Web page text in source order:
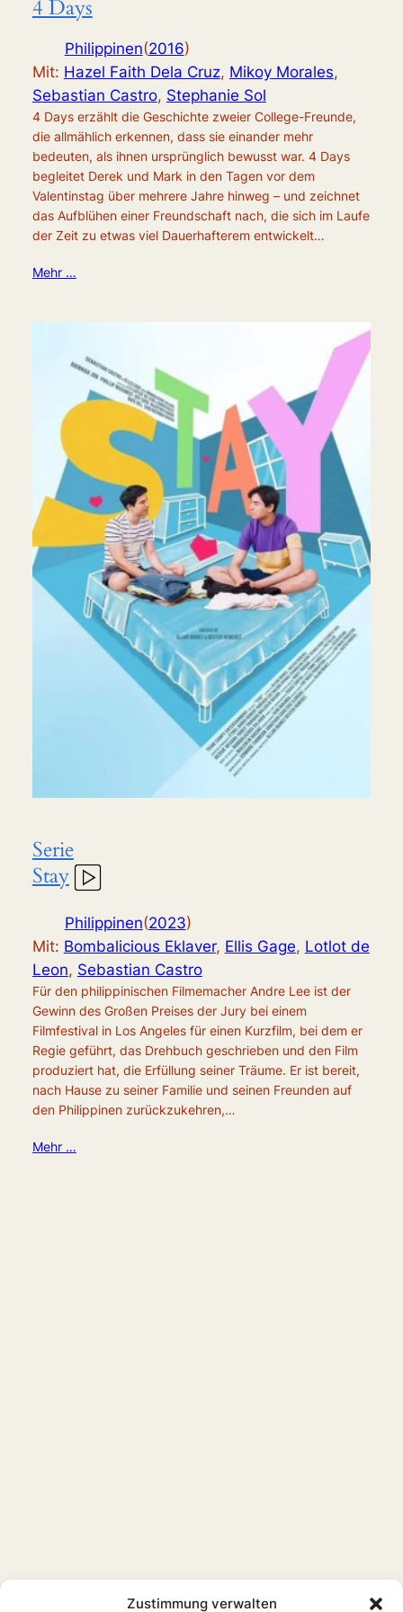
Zustimmung verwalten
4 Days
Philippinen(2016)
Mit: Hazel Faith Dela Cruz, Mikoy Morales,
Sebastian Castro, Stephanie Sol
4 Days erzählt die Geschichte zweier College-Freunde,
die allmählich erkennen, dass sie einander mehr
bedeuten, als ihnen ursprünglich bewusst war. 4 Days
begleitet Derek und Mark in den Tagen vor dem
Valentinstag über mehrere Jahre hinweg – und zeichnet
das Aufblühen einer Freundschaft nach, die sich im Laufe
der Zeit zu etwas viel Dauerhafterem entwickelt…
Mehr …
Serie
Stay
Philippinen(2023)
Mit: Bombalicious Eklaver, Ellis Gage, Lotlot de
Leon, Sebastian Castro
Für den philippinischen Filmemacher Andre Lee ist der
Gewinn des Großen Preises der Jury bei einem
Filmfestival in Los Angeles für einen Kurzfilm, bei dem er
Regie geführt, das Drehbuch geschrieben und den Film
produziert hat, die Erfüllung seiner Träume. Er ist bereit,
nach Hause zu seiner Familie und seinen Freunden auf
den Philippinen zurückzukehren,…
Mehr …